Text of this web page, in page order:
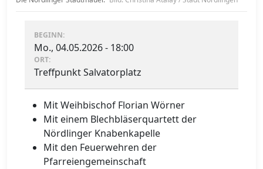
BEGINN:
Mo., 04.05.2026 - 18:00
ORT:
Treffpunkt Salvatorplatz
Mit Weihbischof Florian Wörner
Mit einem Blechbläserquartett der
Nördlinger Knabenkapelle
Mit den Feuerwehren der
Pfarreiengemeinschaft